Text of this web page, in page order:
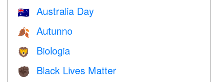
🇦🇺 Australia Day
🍂 Autunno
🦁 Biologia
✊🏿 Black Lives Matter